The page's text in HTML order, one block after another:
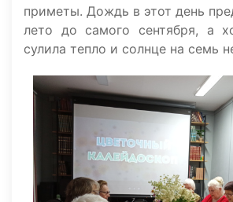
приметы. Дождь в этот день
лето до самого сентября, а
сулила тепло и солнце на семь